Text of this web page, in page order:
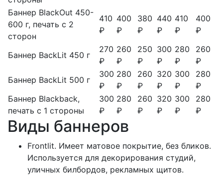
Баннер BlackOut 450-
600 г, печать с 2
сторон
410
₽
400
₽
380
₽
440
₽
410
₽
400
₽
Баннер BackLit 450 г
270
₽
260
₽
250
₽
300
₽
280
₽
260
₽
Баннер BackLit 500 г
300
₽
280
₽
260
₽
320
₽
300
₽
280
₽
Баннер Blackback,
печать с 1 стороны
300
₽
280
₽
260
₽
320
₽
300
₽
280
₽
Виды баннеров
Frontlit. Имеет матовое покрытие, без бликов.
Используется для декорирования студий,
уличных билбордов, рекламных щитов.